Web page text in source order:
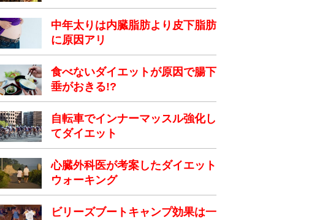
中年太りは内臓脂肪より皮下脂肪
に原因アリ
食べないダイエットが原因で腸下
垂がおきる!?
自転車でインナーマッスル強化し
てダイエット
心臓外科医が考案したダイエット
ウォーキング
ビリーズブートキャンプ効果は一